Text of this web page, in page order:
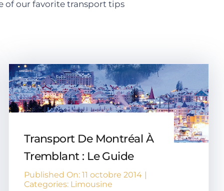
of our favorite transport tips
Transport De Montréal À
Tremblant : Le Guide
Published On: 11 octobre 2014 |
Categories: Limousine